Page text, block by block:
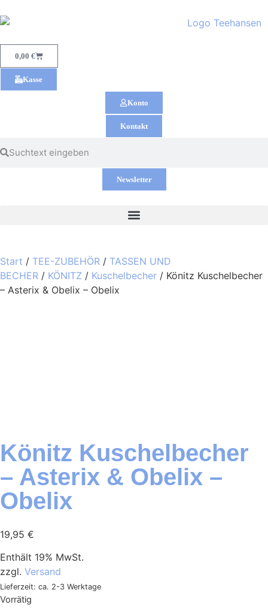
0,00 €
Kasse
Konto
Kontakt
Newsletter
Start / TEE-ZUBEHÖR / TASSEN UND
BECHER / KÖNITZ / Kuschelbecher / Könitz Kuschelbecher
– Asterix & Obelix – Obelix
Könitz Kuschelbecher
– Asterix & Obelix –
Obelix
19,95 €
Enthält 19% MwSt.
zzgl. Versand
Lieferzeit: ca. 2-3 Werktage
Vorrätig